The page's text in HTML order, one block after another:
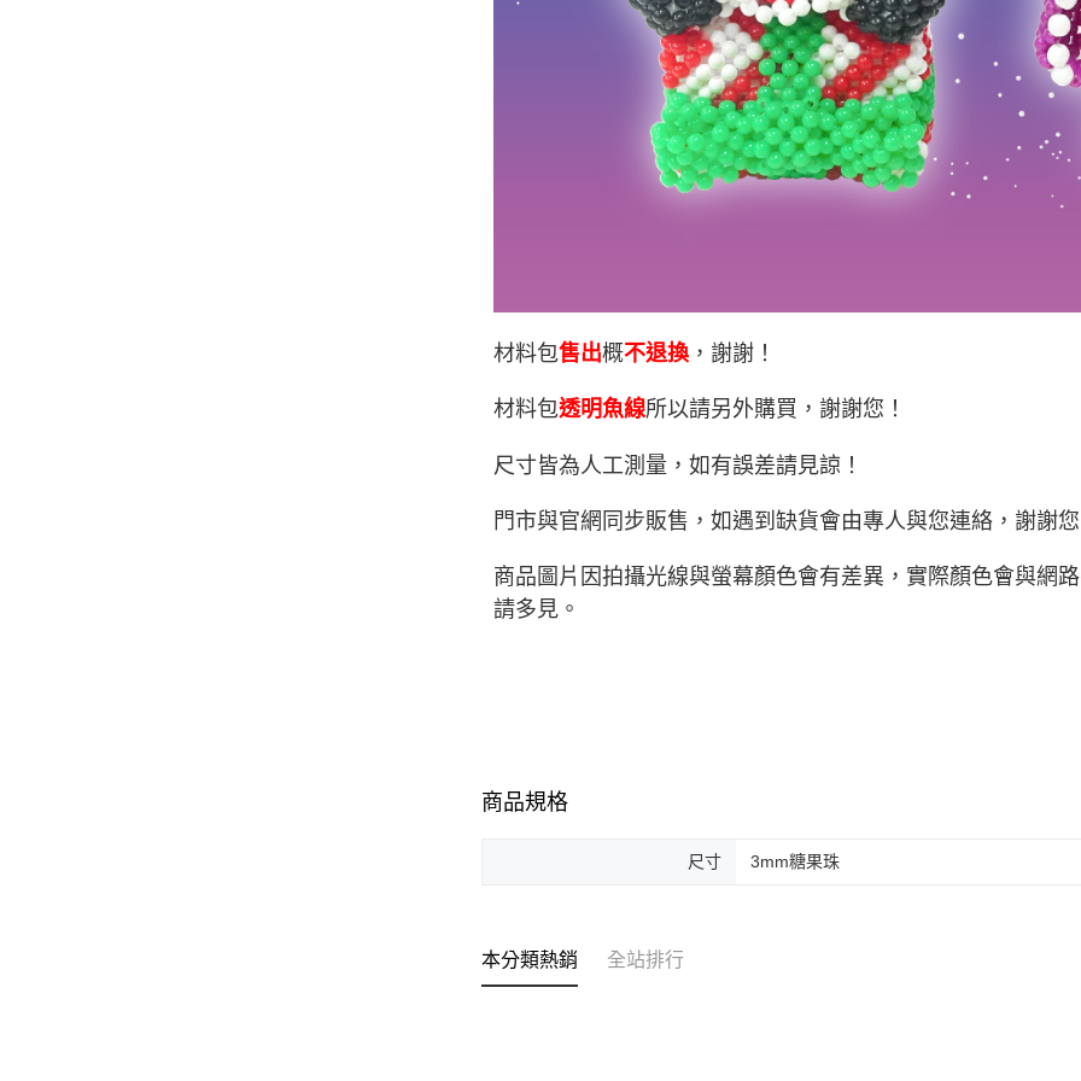
材料包售出概不退換 ，謝謝！
材料包透明魚線所以請另外購買，謝謝您！
尺寸皆為人工測量，如有誤差請見諒！
門市與官網同步販售，如遇到缺貨會由專人與您連絡，謝謝
商品圖片因拍攝光線與螢幕顏色會有差異，實際顏色會與網
請多見。
商品規格
尺寸 3mm糖果珠
本分類熱銷 全站排行